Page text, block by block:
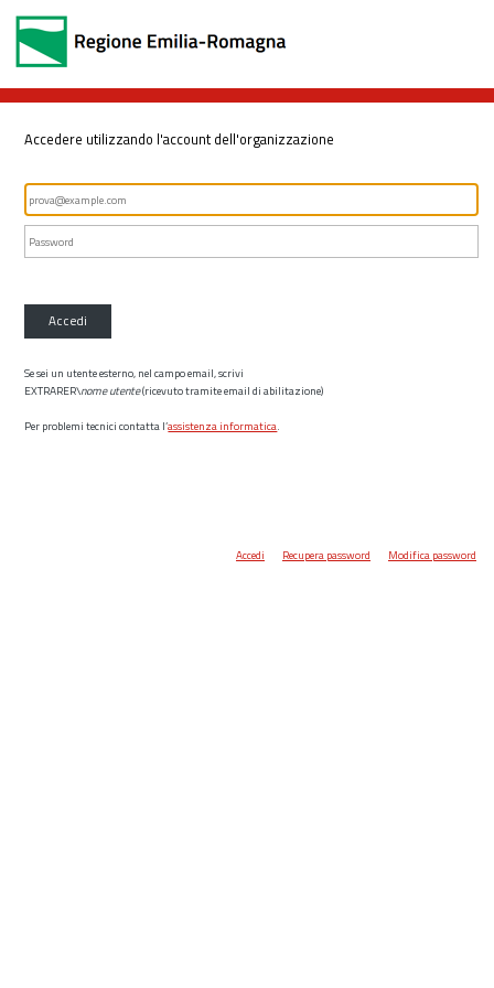
Accedere utilizzando l'account dell'organizzazione
Accedi
Se sei un utente esterno, nel campo email, scrivi
EXTRARER\nome utente(ricevuto tramite email di abilitazione)
Per problemi tecnici contatta l’assistenza informatica.
Accedi Recupera password Modifica password